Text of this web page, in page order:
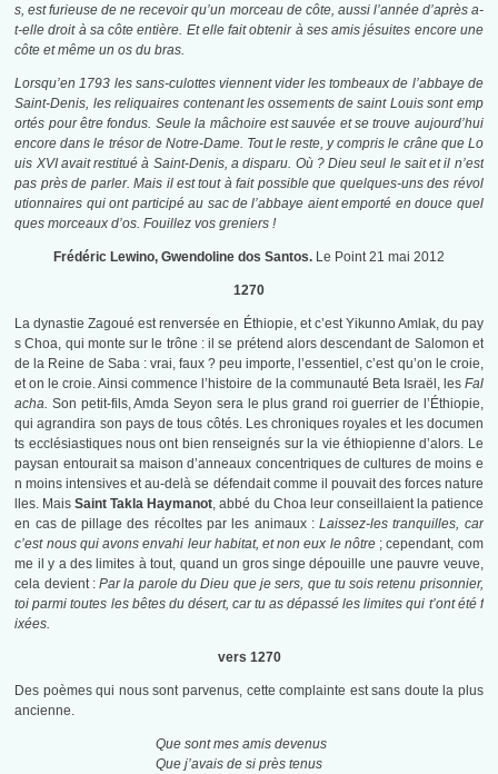
s, est furieuse de ne recevoir qu’un morceau de côte, aussi l’année d’après a-
t-elle droit à sa côte entière. Et elle fait obtenir à ses amis jésuites encore une
côte et même un os du bras.
Lorsqu’en 1793 les sans-culottes viennent vider les tombeaux de l’abbaye de
Saint-Denis, les reliquaires contenant les ossements de saint Louis sont emp
ortés pour être fondus. Seule la mâchoire est sauvée et se trouve aujourd’hui
encore dans le trésor de Notre-Dame. Tout le reste, y compris le crâne que Lo
uis XVI avait restitué à Saint-Denis, a disparu. Où ? Dieu seul le sait et il n’est
pas près de parler. Mais il est tout à fait possible que quelques-uns des révol
utionnaires qui ont participé au sac de l’abbaye aient emporté en douce quel
ques morceaux d’os. Fouillez vos greniers !
Frédéric Lewino, Gwendoline dos Santos. Le Point 21 mai 2012
1270
La dynastie Zagoué est renversée en Éthiopie, et c’est Yikunno Amlak, du pay
s Choa, qui monte sur le trône : il se prétend alors descendant de Salomon et
de la Reine de Saba : vrai, faux ? peu importe, l’essentiel, c’est qu’on le croie,
et on le croie. Ainsi commence l’histoire de la communauté Beta Israël, les Fal
acha. Son petit-fils, Amda Seyon sera le plus grand roi guerrier de l’Éthiopie,
qui agrandira son pays de tous côtés. Les chroniques royales et les documen
ts ecclésiastiques nous ont bien renseignés sur la vie éthiopienne d’alors. Le
paysan entourait sa maison d’anneaux concentriques de cultures de moins e
n moins intensives et au-delà se défendait comme il pouvait des forces nature
lles. MaisSaint Takla Haymanot, abbé du Choa leur conseillaient la patience
en cas de pillage des récoltes par les animaux :Laissez-les tranquilles, car
c’est nous qui avons envahi leur habitat, et non eux le nôtre ; cependant, com
me il y a des limites à tout, quand un gros singe dépouille une pauvre veuve,
cela devient :Par la parole du Dieu que je sers, que tu sois retenu prisonnier,
toi parmi toutes les bêtes du désert, car tu as dépassé les limites qui t’ont été f
ixées.
vers 1270
Des poèmes qui nous sont parvenus, cette complainte est sans doute la plus
ancienne.
Que sont mes amis devenus
Que j’avais de si près tenus